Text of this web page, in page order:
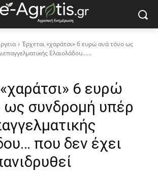
Έρχεται «χαράτσι» 6 ευρώ ανά τόνο ως
Ελαιολάδου…...
6 ευρώ
ως συνδρομή υπέρ
που δεν έχει